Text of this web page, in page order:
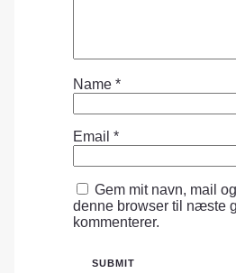
Name *
Email *
Gem mit navn, mail
denne browser til næste
kommenterer.